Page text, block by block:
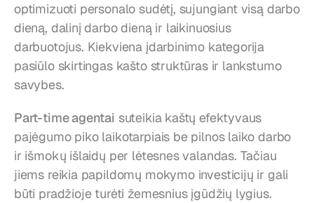
optimizuoti personalo sudėtį, sujungiant visą darbo
dieną, dalinį darbo dieną ir laikinuosius
darbuotojus. Kiekviena įdarbinimo kategorija
pasiūlo skirtingas kašto struktūras ir lankstumo
savybes.
Part-time agentai suteikia kaštų efektyvaus
pajėgumo piko laikotarpiais be pilnos laiko darbo
ir išmokų išlaidų per lėtesnes valandas. Tačiau
jiems reikia papildomų mokymo investicijų ir gali
būti pradžioje turėti žemesnius įgūdžių lygius.